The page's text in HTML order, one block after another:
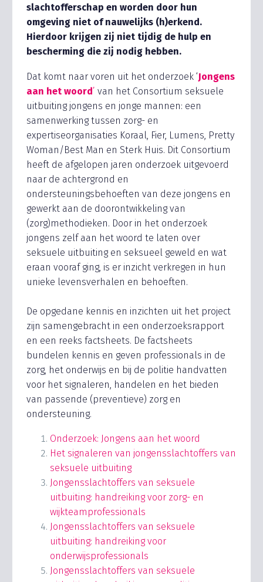
slachtofferschap en worden door hun
omgeving niet of nauwelijks (h)erkend.
Hierdoor krijgen zij niet tijdig de hulp en
bescherming die zij nodig hebben.
Dat komt naar voren uit het onderzoek ‘Jongens
aan het woord’ van het Consortium seksuele
uitbuiting jongens en jonge mannen: een
samenwerking tussen zorg- en
expertiseorganisaties Koraal, Fier, Lumens, Pretty
Woman/Best Man en Sterk Huis. Dit Consortium
heeft de afgelopen jaren onderzoek uitgevoerd
naar de achtergrond en
ondersteuningsbehoeften van deze jongens en
gewerkt aan de doorontwikkeling van
(zorg)methodieken. Door in het onderzoek
jongens zelf aan het woord te laten over
seksuele uitbuiting en seksueel geweld en wat
eraan vooraf ging, is er inzicht verkregen in hun
unieke levensverhalen en behoeften.
De opgedane kennis en inzichten uit het project
zijn samengebracht in een onderzoeksrapport
en een reeks factsheets. De factsheets
bundelen kennis en geven professionals in de
zorg, het onderwijs en bij de politie handvatten
voor het signaleren, handelen en het bieden
van passende (preventieve) zorg en
ondersteuning.
Onderzoek: Jongens aan het woord
Het signaleren van jongensslachtoffers van
seksuele uitbuiting
Jongensslachtoffers van seksuele
uitbuiting: handreiking voor zorg- en
wijkteamprofessionals
Jongensslachtoffers van seksuele
uitbuiting: handreiking voor
onderwijsprofessionals
Jongensslachtoffers van seksuele